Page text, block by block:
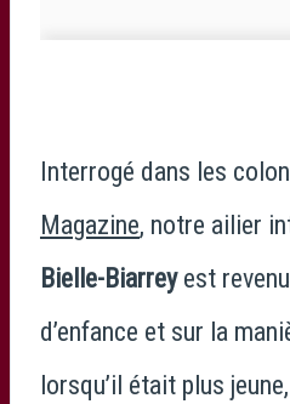
Interrogé dans les
Magazine, notre ailier
Bielle-Biarreyest
d’enfance et sur la
lorsqu’il était plus